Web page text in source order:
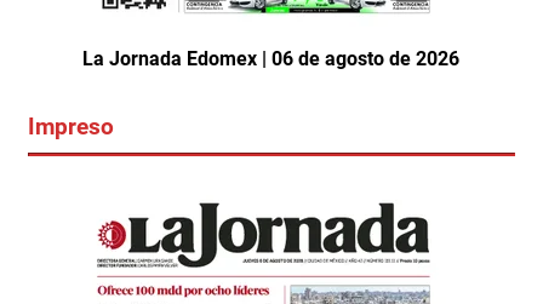
La Jornada Edomex | 06 de agosto de 2026
Impreso